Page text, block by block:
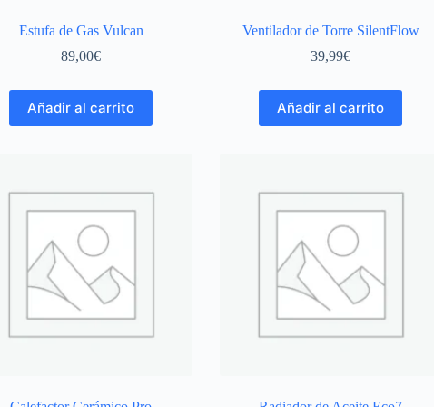
Estufa de Gas Vulcan
89,00€
Añadir al carrito
Ventilador de Torre SilentFlow
39,99€
Añadir al carrito